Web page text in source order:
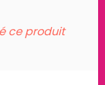
ce produit